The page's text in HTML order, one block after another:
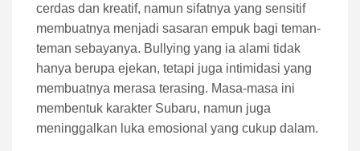
cerdas dan kreatif, namun sifatnya yang sensitif
membuatnya menjadi sasaran empuk bagi teman-
teman sebayanya. Bullying yang ia alami tidak
hanya berupa ejekan, tetapi juga intimidasi yang
membuatnya merasa terasing. Masa-masa ini
membentuk karakter Subaru, namun juga
meninggalkan luka emosional yang cukup dalam.